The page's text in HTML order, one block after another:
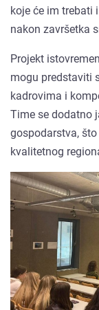
koje će im trebati
nakon završetka
Projekt
mogu predstaviti
kadrovima i
Time se dodatno
gospodarstva,
kvalitetnog